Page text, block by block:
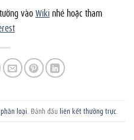
vàoWiki nhé hoặc tham
loại . Đánh dấu liên kết thường trực